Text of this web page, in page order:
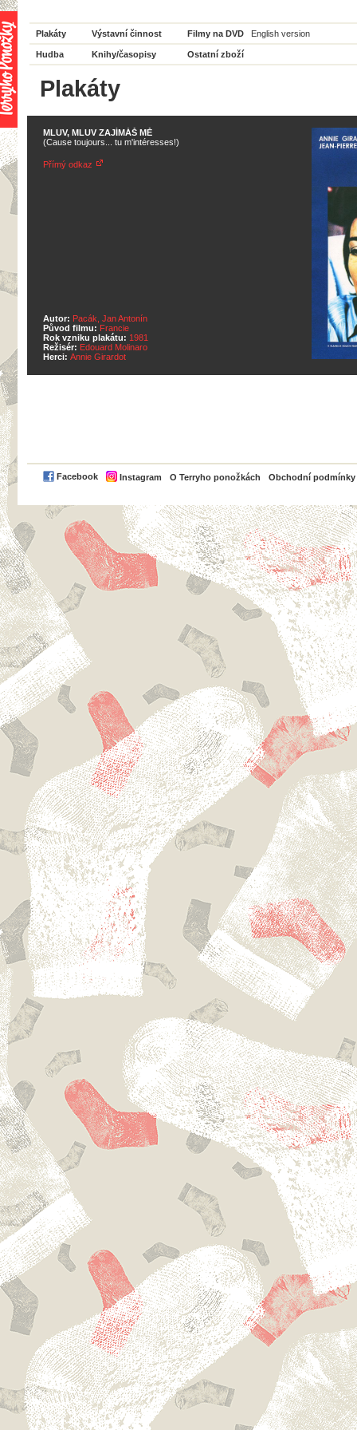
Plakáty Výstavní činnost Filmy na DVD English version
Hudba Knihy/časopisy Ostatní zboží
Plakáty
MLUV, MLUV ZAJÍMÁŠ MĚ
(Cause toujours... tu m'intéresses!)
Přímý odkaz
Autor: Pacák, Jan Antonín
Původ filmu: Francie
Rok vzniku plakátu: 1981
Režisér: Edouard Molinaro
Herci: Annie Girardot
Facebook Instagram O Terryho ponožkách Obchodní podmínky
PayPal